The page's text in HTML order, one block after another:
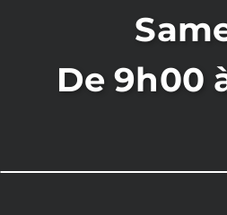
De 9h00